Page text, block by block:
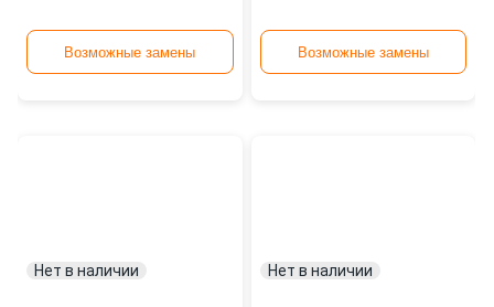
Возможные замены Возможные замены
Нет в наличии Нет в наличии